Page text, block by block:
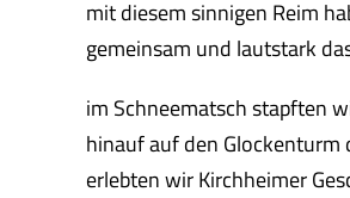
mit diesem sinnigen Reim
gemeinsam und lautstark
im Schneematsch stapften
hinauf auf den Glockenturm
erlebten wir Kirchheimer